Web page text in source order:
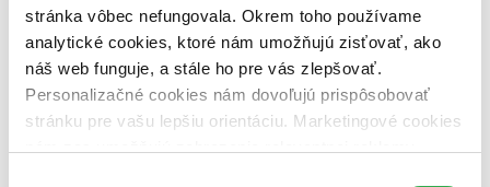
stránka vôbec nefungovala. Okrem toho používame
analytické cookies, ktoré nám umožňujú zisťovať, ako
náš web funguje, a stále ho pre vás zlepšovať.
Personalizačné cookies nám dovoľujú prispôsobovať
stránku pre vašu lepšiu orientáciu. Marketingové cookies
Zúžiť výber
Zoradiť